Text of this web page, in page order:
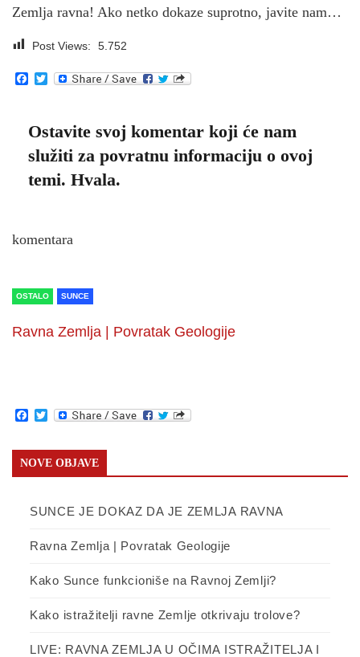
Zemlja ravna! Ako netko dokaze suprotno, javite nam…
Post Views: 5.752
Facebook
Twitter
Ostavite svoj komentar koji će nam
služiti za povratnu informaciju o ovoj
temi. Hvala.
komentara
OSTALO SUNCE
Ravna Zemlja | Povratak Geologije
Facebook
Twitter
NOVE OBJAVE
SUNCE JE DOKAZ DA JE ZEMLJA RAVNA
Ravna Zemlja | Povratak Geologije
Kako Sunce funkcioniše na Ravnoj Zemlji?
Kako istražitelji ravne Zemlje otkrivaju trolove?
LIVE: RAVNA ZEMLJA U OČIMA ISTRAŽITELJA I